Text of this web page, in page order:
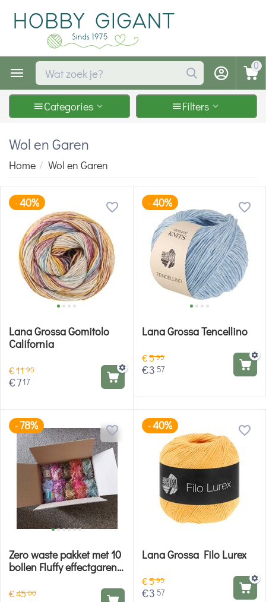
0
Categories Filters
Wol en Garen
Home / Wol en Garen
-40%
Lana Grossa Gomitolo
California
€1195
€717
-40%
Lana Grossa Tencellino
€595
€3 57
-78%
Zero waste pakket met 10
bollen Fluffy effectgaren -
€4500
-40%
Lana Grossa Filo Lurex
€595
€3 57